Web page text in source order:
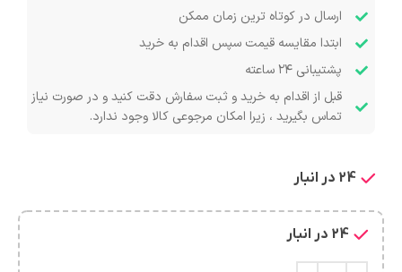
ارسال در کوتاه ترین زمان ممکن
ابتدا مقایسه قیمت سپس اقدام به خرید
پشتیبانی ۲۴ ساعته
قبل از اقدام به خرید و ثبت سفارش دقت کنید و در صورت نیاز
تماس بگیرید ، زیرا امکان مرجوعی کالا وجود ندارد.
24 در انبار
24 در انبار